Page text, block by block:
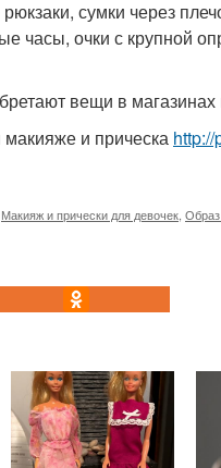
сумки через
часы, очки с крупной
вещи в магазинах
и прическа
Макияж и прически для девочек